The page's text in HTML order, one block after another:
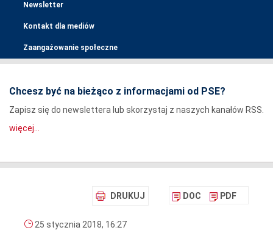
Newsletter
Kontakt dla mediów
Zaangażowanie społeczne
Chcesz być na bieżąco z informacjami od PSE?
Zapisz się do newslettera lub skorzystaj z naszych kanałów RSS.
więcej...
DRUKUJ DOC PDF
25 stycznia 2018, 16:27